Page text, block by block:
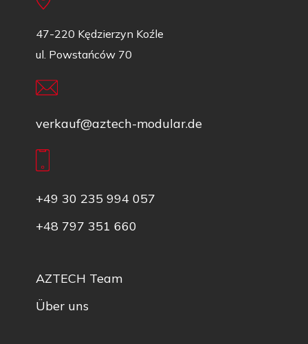
47-220 Kędzierzyn Koźle
ul. Powstańców 70
verkauf@aztech-modular.de
+49 30 235 994 057
+48 797 351 660
AZTECH Team
Über uns